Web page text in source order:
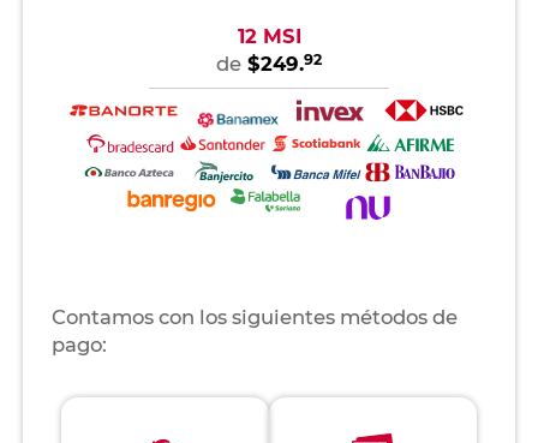
12 MSI
de $249.92
Contamos con los siguientes métodos de
pago: